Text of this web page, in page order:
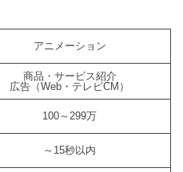
アニメーション
商品・サービス紹介
広告（Web・テレビCM）
100～299万
～15秒以内